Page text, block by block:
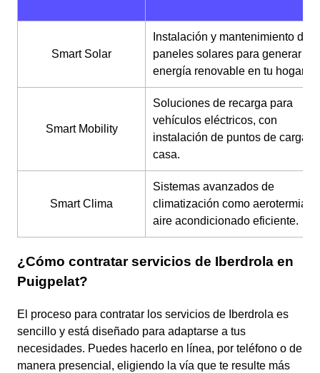
Smart Solar
Instalación y mantenimiento de
paneles solares para generar
energía renovable en tu hogar.
Smart Mobility
Soluciones de recarga para
vehículos eléctricos, con
instalación de puntos de carga
casa.
Smart Clima
Sistemas avanzados de
climatización como aerotermia y
aire acondicionado eficiente.
¿Cómo contratar servicios de Iberdrola en
Puigpelat?
El proceso para contratar los servicios de Iberdrola es
sencillo y está diseñado para adaptarse a tus
necesidades. Puedes hacerlo en línea, por teléfono o de
manera presencial, eligiendo la vía que te resulte más